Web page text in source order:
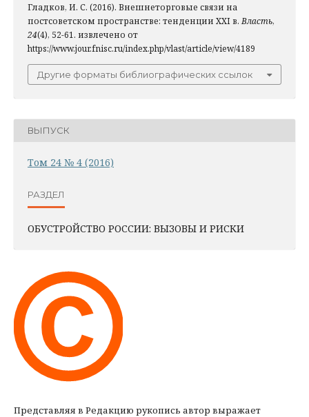
Гладков, И. С. (2016). Внешнеторговые связи на
постсоветском пространстве: тенденции XXI в. Власть,
24(4), 52-61. извлечено от
https://www.jour.fnisc.ru/index.php/vlast/article/view/4189
Другие форматы библиографических ссылок
ВЫПУСК
Том 24 № 4 (2016)
РАЗДЕЛ
ОБУСТРОЙСТВО РОССИИ: ВЫЗОВЫ И РИСКИ
Представляя в Редакцию рукопись автор выражает